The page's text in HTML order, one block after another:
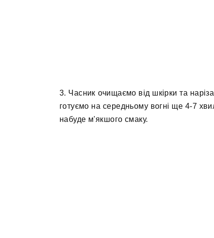
3. Часник очищаємо від шкірки та
готуємо на середньому вогні ще 4-7
набуде м'якшого смаку.